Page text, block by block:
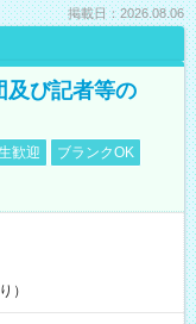
掲載日：2026.08.06
及び記者等の
歓迎
ブランクOK
）